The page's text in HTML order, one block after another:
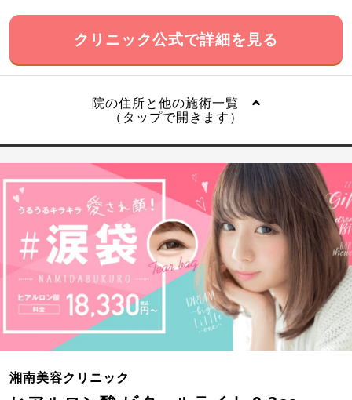
クリニック公式で詳細を見る
院の住所と他の施術一覧
（タップで開きます）
湘南美容クリニック